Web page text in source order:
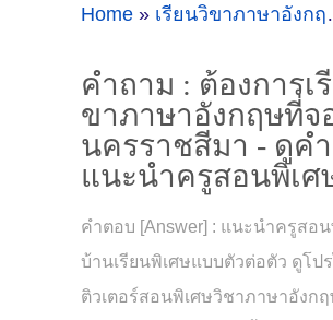
Home » เรียนวิขาภาษาอังกฤษ
คำถาม : ต้องการเ
ขาภาษาอังกฤษที่จ
นครราชสีมา - ดูคำ
แนะนำครูสอนพิเศ
คำตอบ [Answer] : แนะนำครูสอ
บ้านเรียนพิเศษแบบตัวต่อตัว ดูโป
ติวเตอร์สอนพิเศษวิชาภาษาอังก